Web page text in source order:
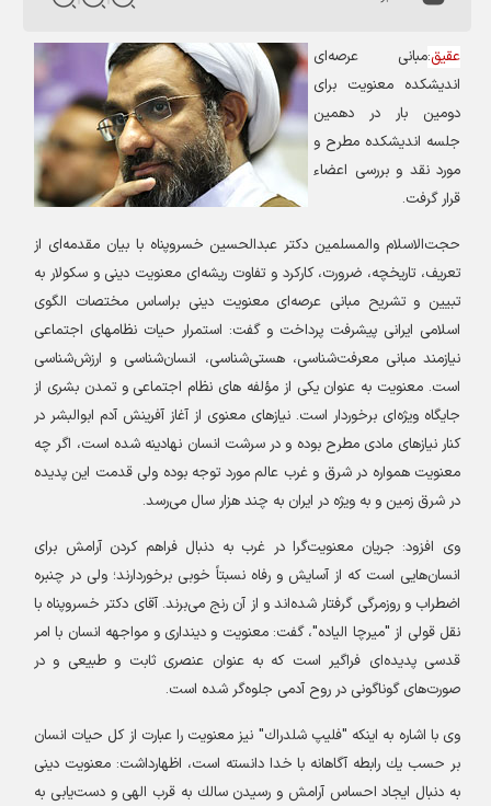
عقیق:مبانی عرصه‌ای
اندیشكده معنویت برای
دومین بار در دهمین
جلسه اندیشكده مطرح و
مورد نقد و بررسی اعضاء
قرار گرفت.
حجت‌الاسلام والمسلمین دكتر عبدالحسین خسروپناه با بیان مقدمه‌ای از
تعریف، تاریخچه، ضرورت، كاركرد و تفاوت ریشه‌ای معنویت دینی و سكولار به
تبیین و تشریح مبانی عرصه‌ای معنویت دینی براساس مختصات الگوی
اسلامی ایرانی پیشرفت پرداخت و گفت: استمرار حیات نظامهای اجتماعی
نیازمند مبانی معرفت‌شناسی، هستی‌شناسی، انسان‌شناسی و ارزش‌شناسی
است. معنویت به عنوان یكی از مؤلفه های‌ نظام اجتماعی و تمدن بشری از
جایگاه ویژه‌ای برخوردار است. نیازهای معنوی از آغاز آفرینش آدم ابوالبشر در
كنار نیازهای مادی مطرح بوده و در سرشت انسان نهادینه شده است، اگر چه
معنویت همواره در شرق و غرب عالم مورد توجه بوده ولی قدمت این پدیده
در شرق زمین و به ویژه در ایران به چند هزار سال می‌رسد.
وی افزود: جریان معنویت‌گرا در غرب به دنبال فراهم كردن آرامش برای
انسان‌هایی است كه از آسایش و رفاه نسبتاً خوبی برخوردارند؛ ولی در چنبره
اضطراب و روزمرگی گرفتار شده‌اند و از آن رنج می‌برند. آقای دكتر خسروپناه با
نقل قولی از "میرچا الیاده"، گفت: معنویت و دینداری و مواجهه انسان با امر
قدسی پدیده‌ای فراگیر است كه به عنوان عنصری ثابت و طبیعی و در
صورت‌های گوناگونی در روح آدمی جلوه‌گر شده است.
وی با اشاره به اینکه "فلیپ شلدراك" نیز معنویت را عبارت از كل حیات انسان
بر حسب یك رابطه آگاهانه با خدا دانسته است، اظهارداشت: معنویت دینی
به دنبال ایجاد احساس آرامش و رسیدن سالك به قرب الهی و دست‌یابی به